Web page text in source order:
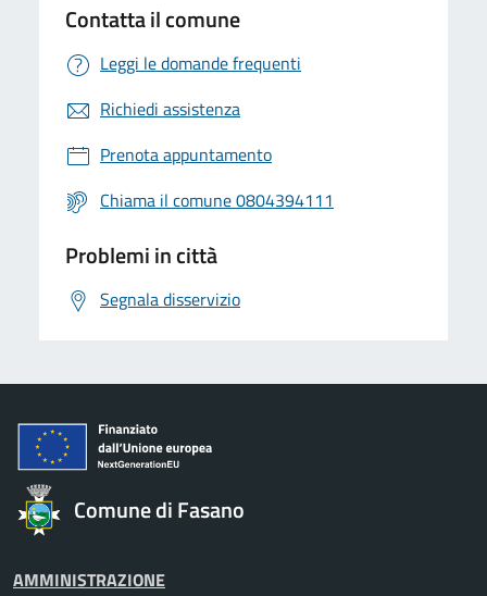
Contatta il comune
Leggi le domande frequenti
Richiedi assistenza
Prenota appuntamento
Chiama il comune 0804394111
Problemi in città
Segnala disservizio
Comune di Fasano
AMMINISTRAZIONE